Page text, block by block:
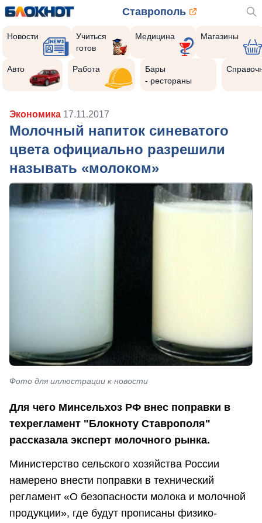
Ставрополь
Новости
Учиться
готов
Медицина Магазины
Авто Работа
Бары
- рестораны
Экономика 17.11.2017
Молочный напиток синеватого
цвета официально разрешили
называть «молоком»
Фото для иллюстрации к новости
Для чего Минсельхоз РФ внес поправки в
техрегламент "Блокноту Ставрополя"
рассказала эксперт молочного рынка.
Министерство сельского хозяйства России
намерено внести поправки в технический
регламент «О безопасности молока и молочной
продукции», где будут прописаны физико-